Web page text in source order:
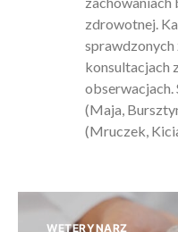
zdrowotnej.
sprawdzonych
konsultacjach
obserwacjach.
(Maja,
(Mruczek,
WETERYNARZ